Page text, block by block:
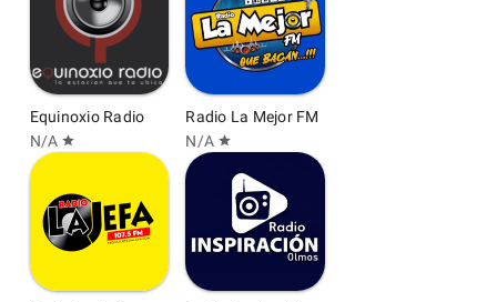
Equinoxio Radio
N/A star
Radio La Mejor FM
N/A star